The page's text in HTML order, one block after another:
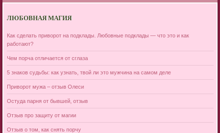
ЛЮБОВНАЯ МАГИЯ
Как сделать приворот на подклады. Любовные подклады — что это и как
работают?
Чем порча отличается от сглаза
5 знаков судьбы: как узнать, твой ли это мужчина на самом деле
Приворот мужа – отзыв Олеси
Остуда парня от бывшей, отзыв
Отзыв про защиту от магии
Отзыв о том, как снять порчу